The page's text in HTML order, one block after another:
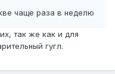
чаще раза в неделю
так же как и для
гугл.